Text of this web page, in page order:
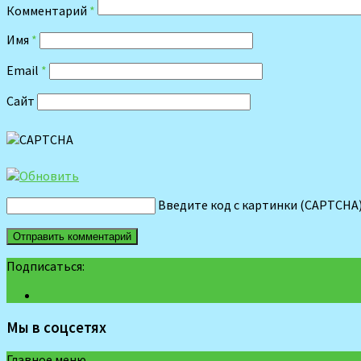
Комментарий *
Имя *
Email *
Сайт
Введите код с картинки
Подписаться:
Мы в соцсетях